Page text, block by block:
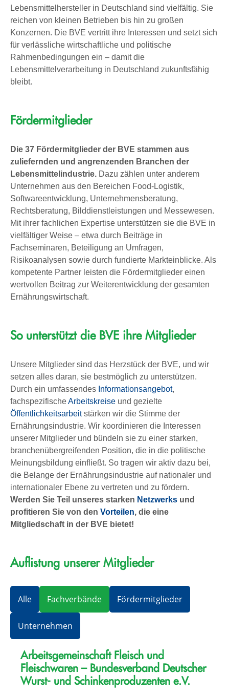
Lebensmittelhersteller in Deutschland sind vielfältig. Sie
reichen von kleinen Betrieben bis hin zu großen
Konzernen. Die BVE vertritt ihre Interessen und setzt sich
für verlässliche wirtschaftliche und politische
Rahmenbedingungen ein – damit die
Lebensmittelverarbeitung in Deutschland zukunftsfähig
bleibt.
Fördermitglieder
Die 37 Fördermitglieder der BVE stammen aus
zuliefernden und angrenzenden Branchen der
Lebensmittelindustrie. Dazu zählen unter anderem
Unternehmen aus den Bereichen Food-Logistik,
Softwareentwicklung, Unternehmensberatung,
Rechtsberatung, Bilddienstleistungen und Messewesen.
Mit ihrer fachlichen Expertise unterstützen sie die BVE in
vielfältiger Weise – etwa durch Beiträge in
Fachseminaren, Beteiligung an Umfragen,
Risikoanalysen sowie durch fundierte Markteinblicke. Als
kompetente Partner leisten die Fördermitglieder einen
wertvollen Beitrag zur Weiterentwicklung der gesamten
Ernährungswirtschaft.
So unterstützt die BVE ihre Mitglieder
Unsere Mitglieder sind das Herzstück der BVE, und wir
setzen alles daran, sie bestmöglich zu unterstützen.
Durch ein umfassendes Informationsangebot,
fachspezifischeArbeitskreise und gezielte
Öffentlichkeitsarbeitstärken wir die Stimme der
Ernährungsindustrie. Wir koordinieren die Interessen
unserer Mitglieder und bündeln sie zu einer starken,
branchenübergreifenden Position, die in die politische
Meinungsbildung einfließt. So tragen wir aktiv dazu bei,
die Belange der Ernährungsindustrie auf nationaler und
internationaler Ebene zu vertreten und zu fördern.
Werden Sie Teil unseres starken Netzwerks und
profitieren Sie von den Vorteilen, die eine
Mitgliedschaft in der BVE bietet!
Auflistung unserer Mitglieder
Fachverbände Fördermitglieder
Unternehmen
Alle
Arbeitsgemeinschaft Fleisch und
Fleischwaren – Bundesverband Deutscher
Wurst- und Schinkenproduzenten e.V.